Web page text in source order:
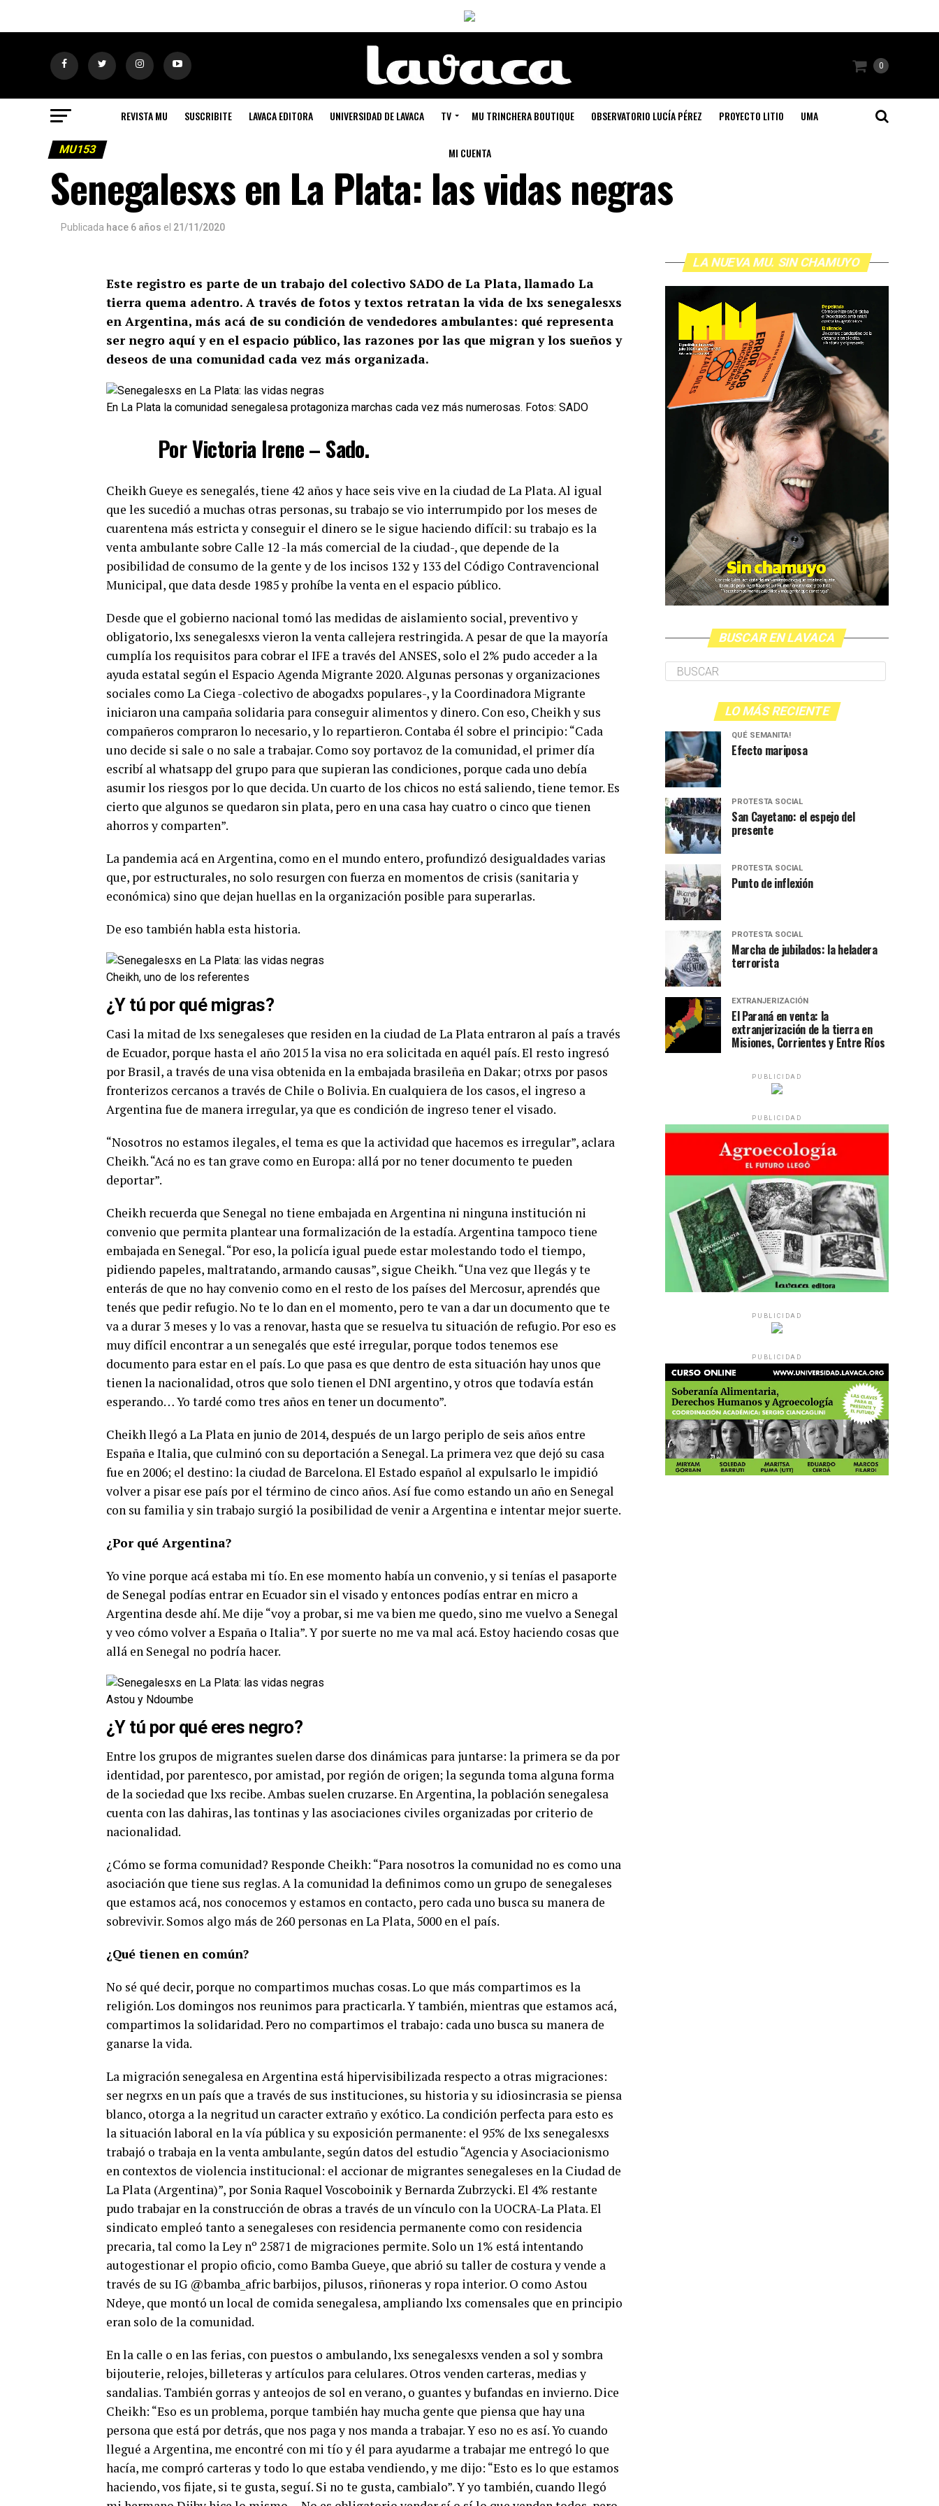
0
REVISTA MU SUSCRIBITE LAVACA EDITORA UNIVERSIDAD DE LAVACA TV MU TRINCHERA BOUTIQUE OBSERVATORIO LUCÍA PÉREZ PROYECTO LITIO UMA
MI CUENTA
MU153
Senegalesxs en La Plata: las vidas negras
Publicada hace 6 años el 21/11/2020
Este registro es parte de un trabajo del colectivo SADO de La Plata, llamado La
tierra quema adentro. A través de fotos y textos retratan la vida de lxs senegalesxs
en Argentina, más acá de su condición de vendedores ambulantes: qué representa
ser negro aquí y en el espacio público, las razones por las que migran y los sueños y
deseos de una comunidad cada vez más organizada.
En La Plata la comunidad senegalesa protagoniza marchas cada vez más numerosas. Fotos: SADO
Por Victoria Irene – Sado.
Cheikh Gueye es senegalés, tiene 42 años y hace seis vive en la ciudad de La Plata. Al igual
que les sucedió a muchas otras personas, su trabajo se vio interrumpido por los meses de
cuarentena más estricta y conseguir el dinero se le sigue haciendo difícil: su trabajo es la
venta ambulante sobre Calle 12 -la más comercial de la ciudad-, que depende de la
posibilidad de consumo de la gente y de los incisos 132 y 133 del Código Contravencional
Municipal, que data desde 1985 y prohíbe la venta en el espacio público.
Desde que el gobierno nacional tomó las medidas de aislamiento social, preventivo y
obligatorio, lxs senegalesxs vieron la venta callejera restringida. A pesar de que la mayoría
cumplía los requisitos para cobrar el IFE a través del ANSES, solo el 2% pudo acceder a la
ayuda estatal según el Espacio Agenda Migrante 2020. Algunas personas y organizaciones
sociales como La Ciega -colectivo de abogadxs populares-, y la Coordinadora Migrante
iniciaron una campaña solidaria para conseguir alimentos y dinero. Con eso, Cheikh y sus
compañeros compraron lo necesario, y lo repartieron. Contaba él sobre el principio: “Cada
uno decide si sale o no sale a trabajar. Como soy portavoz de la comunidad, el primer día
escribí al whatsapp del grupo para que supieran las condiciones, porque cada uno debía
asumir los riesgos por lo que decida. Un cuarto de los chicos no está saliendo, tiene temor. Es
cierto que algunos se quedaron sin plata, pero en una casa hay cuatro o cinco que tienen
ahorros y comparten”.
La pandemia acá en Argentina, como en el mundo entero, profundizó desigualdades varias
que, por estructurales, no solo resurgen con fuerza en momentos de crisis (sanitaria y
económica) sino que dejan huellas en la organización posible para superarlas.
De eso también habla esta historia.
Cheikh, uno de los referentes
¿Y tú por qué migras?
Casi la mitad de lxs senegaleses que residen en la ciudad de La Plata entraron al país a través
de Ecuador, porque hasta el año 2015 la visa no era solicitada en aquél país. El resto ingresó
por Brasil, a través de una visa obtenida en la embajada brasileña en Dakar; otrxs por pasos
fronterizos cercanos a través de Chile o Bolivia. En cualquiera de los casos, el ingreso a
Argentina fue de manera irregular, ya que es condición de ingreso tener el visado.
“Nosotros no estamos ilegales, el tema es que la actividad que hacemos es irregular”, aclara
Cheikh. “Acá no es tan grave como en Europa: allá por no tener documento te pueden
deportar”.
Cheikh recuerda que Senegal no tiene embajada en Argentina ni ninguna institución ni
convenio que permita plantear una formalización de la estadía. Argentina tampoco tiene
embajada en Senegal. “Por eso, la policía igual puede estar molestando todo el tiempo,
pidiendo papeles, maltratando, armando causas”, sigue Cheikh. “Una vez que llegás y te
enterás de que no hay convenio como en el resto de los países del Mercosur, aprendés que
tenés que pedir refugio. No te lo dan en el momento, pero te van a dar un documento que te
va a durar 3 meses y lo vas a renovar, hasta que se resuelva tu situación de refugio. Por eso es
muy difícil encontrar a un senegalés que esté irregular, porque todos tenemos ese
documento para estar en el país. Lo que pasa es que dentro de esta situación hay unos que
tienen la nacionalidad, otros que solo tienen el DNI argentino, y otros que todavía están
esperando… Yo tardé como tres años en tener un documento”.
Cheikh llegó a La Plata en junio de 2014, después de un largo periplo de seis años entre
España e Italia, que culminó con su deportación a Senegal. La primera vez que dejó su casa
fue en 2006; el destino: la ciudad de Barcelona. El Estado español al expulsarlo le impidió
volver a pisar ese país por el término de cinco años. Así fue como estando un año en Senegal
con su familia y sin trabajo surgió la posibilidad de venir a Argentina e intentar mejor suerte.
¿Por qué Argentina?
Yo vine porque acá estaba mi tío. En ese momento había un convenio, y si tenías el pasaporte
de Senegal podías entrar en Ecuador sin el visado y entonces podías entrar en micro a
Argentina desde ahí. Me dije “voy a probar, si me va bien me quedo, sino me vuelvo a Senegal
y veo cómo volver a España o Italia”. Y por suerte no me va mal acá. Estoy haciendo cosas que
allá en Senegal no podría hacer.
Astou y Ndoumbe
¿Y tú por qué eres negro?
Entre los grupos de migrantes suelen darse dos dinámicas para juntarse: la primera se da por
identidad, por parentesco, por amistad, por región de origen; la segunda toma alguna forma
de la sociedad que lxs recibe. Ambas suelen cruzarse. En Argentina, la población senegalesa
cuenta con las dahiras, las tontinas y las asociaciones civiles organizadas por criterio de
nacionalidad.
¿Cómo se forma comunidad? Responde Cheikh: “Para nosotros la comunidad no es como una
asociación que tiene sus reglas. A la comunidad la definimos como un grupo de senegaleses
que estamos acá, nos conocemos y estamos en contacto, pero cada uno busca su manera de
sobrevivir. Somos algo más de 260 personas en La Plata, 5000 en el país.
¿Qué tienen en común?
No sé qué decir, porque no compartimos muchas cosas. Lo que más compartimos es la
religión. Los domingos nos reunimos para practicarla. Y también, mientras que estamos acá,
compartimos la solidaridad. Pero no compartimos el trabajo: cada uno busca su manera de
ganarse la vida.
La migración senegalesa en Argentina está hipervisibilizada respecto a otras migraciones:
ser negrxs en un país que a través de sus instituciones, su historia y su idiosincrasia se piensa
blanco, otorga a la negritud un caracter extraño y exótico. La condición perfecta para esto es
la situación laboral en la vía pública y su exposición permanente: el 95% de lxs senegalesxs
trabajó o trabaja en la venta ambulante, según datos del estudio “Agencia y Asociacionismo
en contextos de violencia institucional: el accionar de migrantes senegaleses en la Ciudad de
La Plata (Argentina)”, por Sonia Raquel Voscoboinik y Bernarda Zubrzycki. El 4% restante
pudo trabajar en la construcción de obras a través de un vínculo con la UOCRA-La Plata. El
sindicato empleó tanto a senegaleses con residencia permanente como con residencia
precaria, tal como la Ley nº 25871 de migraciones permite. Solo un 1% está intentando
autogestionar el propio oficio, como Bamba Gueye, que abrió su taller de costura y vende a
través de su IG @bamba_afric barbijos, pilusos, riñoneras y ropa interior. O como Astou
Ndeye, que montó un local de comida senegalesa, ampliando lxs comensales que en principio
eran solo de la comunidad.
En la calle o en las ferias, con puestos o ambulando, lxs senegalesxs venden a sol y sombra
bijouterie, relojes, billeteras y artículos para celulares. Otros venden carteras, medias y
sandalias. También gorras y anteojos de sol en verano, o guantes y bufandas en invierno. Dice
Cheikh: “Eso es un problema, porque también hay mucha gente que piensa que hay una
persona que está por detrás, que nos paga y nos manda a trabajar. Y eso no es así. Yo cuando
llegué a Argentina, me encontré con mi tío y él para ayudarme a trabajar me entregó lo que
hacía, me compró carteras y todo lo que estaba vendiendo, y me dijo: “Esto es lo que estamos
haciendo, vos fijate, si te gusta, seguí. Si no te gusta, cambialo”. Y yo también, cuando llegó
LA NUEVA MU. SIN CHAMUYO
BUSCAR EN LAVACA
LO MÁS RECIENTE
QUÉ SEMANITA!
Efecto mariposa
PROTESTA SOCIAL
San Cayetano: el espejo del
presente
PROTESTA SOCIAL
Punto de inflexión
PROTESTA SOCIAL
Marcha de jubilados: la heladera
terrorista
EXTRANJERIZACIÓN
El Paraná en venta: la
extranjerización de la tierra en
Misiones, Corrientes y Entre Ríos
PUBLICIDAD
PUBLICIDAD
PUBLICIDAD
PUBLICIDAD